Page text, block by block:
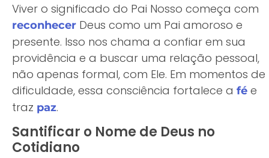
Viver o significado do Pai Nosso começa com
reconhecer Deus como um Pai amoroso e
presente. Isso nos chama a confiar em sua
providência e a buscar uma relação pessoal,
não apenas formal, com Ele. Em momentos de
dificuldade, essa consciência fortalece a fé e
traz paz.
Santificar o Nome de Deus no
Cotidiano